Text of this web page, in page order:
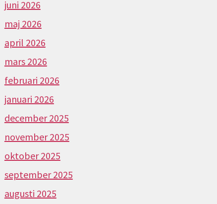
juni 2026
maj 2026
april 2026
mars 2026
februari 2026
januari 2026
december 2025
november 2025
oktober 2025
september 2025
augusti 2025